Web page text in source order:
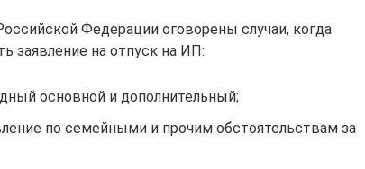
Федерации оговорены случаи, когда
заявление на отпуск на ИП:
основной и дополнительный;
по семейными и прочим обстоятельствам за